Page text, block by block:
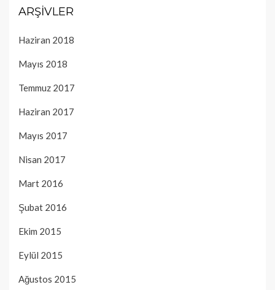
ARŞIVLER
Haziran 2018
Mayıs 2018
Temmuz 2017
Haziran 2017
Mayıs 2017
Nisan 2017
Mart 2016
Şubat 2016
Ekim 2015
Eylül 2015
Ağustos 2015